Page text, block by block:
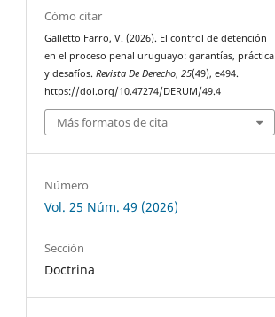
Cómo citar
Galletto Farro, V. (2026). El control de detención
en el proceso penal uruguayo: garantías, práctica
y desafíos.Revista De Derecho,25(49), e494.
https://doi.org/10.47274/DERUM/49.4
Más formatos de cita
Número
Vol. 25 Núm. 49 (2026)
Sección
Doctrina